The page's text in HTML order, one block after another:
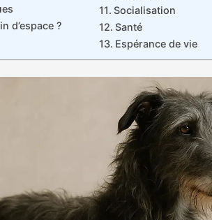
d’espace ?
Socialisation
Santé
Espérance de vie